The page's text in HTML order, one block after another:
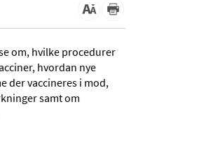
om, hvilke procedurer
hvordan nye
der vaccineres i mod,
samt om